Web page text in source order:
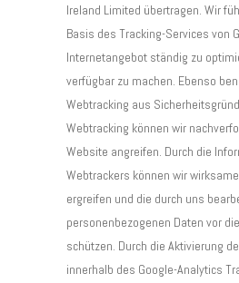
Ireland Limited übertragen. Wir
Basis des Tracking-Services von
Internetangebot ständig zu
verfügbar zu machen. Ebenso
Webtracking aus
Webtracking können wir
Website angreifen. Durch die
Webtrackers können wir
ergreifen und die durch uns
personenbezogenen Daten vor
schützen. Durch die Aktivierung
innerhalb des Google-Analytics